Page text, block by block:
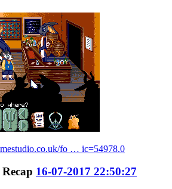
fo … ic=54978.0
Recap 16-07-2017 22:50:27